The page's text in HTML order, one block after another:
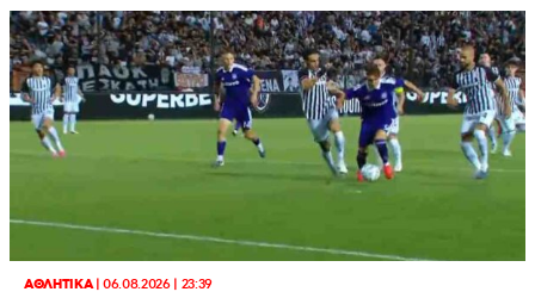
ΑΘΛΗΤΙΚΑ|06.08.2026 | 23:39